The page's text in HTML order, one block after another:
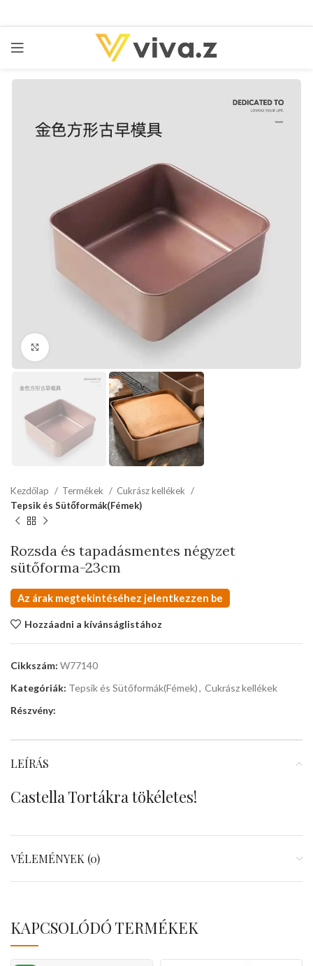
Kezdőlap Termékek
Cukrász kellékek
Tepsik és Sütőformák(Fémek)
Rozsda és tapadásmentes négyzet
sütőforma-23cm
Az árak megtekintéséhez jelentkezzen be
Hozzáadni a kívánságlistához
Cikkszám: W77140
Kategóriák: Tepsik és Sütőformák(Fémek), Cukrász kellékek
Részvény:
LEÍRÁS
Castella Tortákra tökéletes!
VÉLEMÉNYEK (0)
KAPCSOLÓDÓ TERMÉKEK